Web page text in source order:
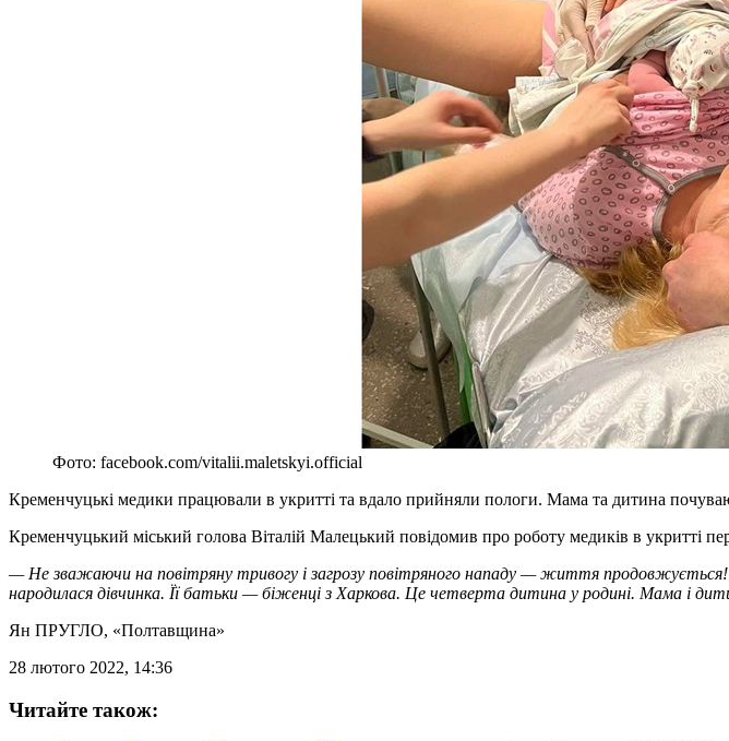
Фото: facebook.com/vitalii.maletskyi.official
Кременчуцькі медики працювали в укритті та вдало прийняли пологи. Мама та дитина
Кременчуцький міський голова Віталій Малецький повідомив про роботу медиків в укритті
— Не зважаючи на повітряну тривогу і загрозу повітряного нападу — життя продовжується!
народилася дівчинка. Її батьки — біженці з Харкова. Це четверта дитина у родині. Мама і
Ян ПРУГЛО, «Полтавщина»
28 лютого 2022, 14:36
Читайте також: